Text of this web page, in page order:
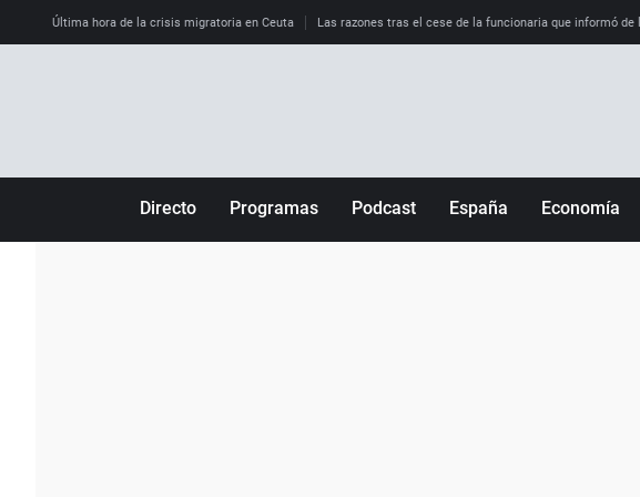
Última hora de la crisis migratoria en Ceuta Las razones tras el cese de la funcionaria que informó de
Directo Programas Podcast España Economía